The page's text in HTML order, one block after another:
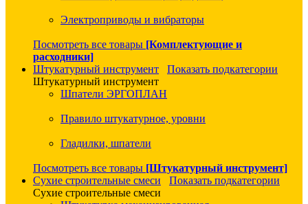
Электроприводы и вибраторы
Посмотреть все товары [Комплектующие и
расходники]
Штукатурный инструмент
Показать подкатегории
Штукатурный инструмент
Шпатели ЭРГОПЛАН
Правило штукатурное, уровни
Гладилки, шпатели
Посмотреть все товары [Штукатурный инструмент]
Сухие строительные смеси
Показать подкатегории
Сухие строительные смеси